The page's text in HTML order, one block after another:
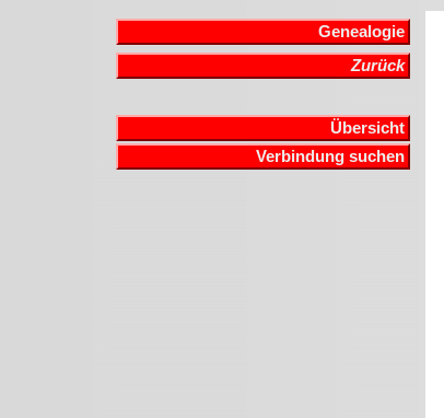
Genealogie
Zurück
Übersicht
Verbindung suchen